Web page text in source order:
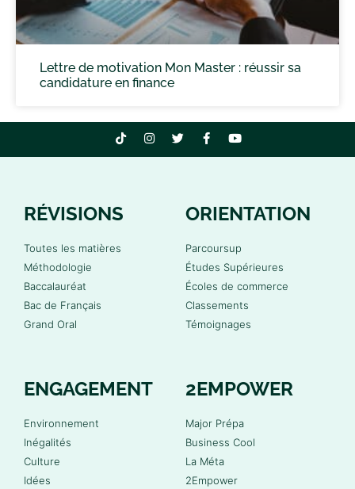
Lettre de motivation Mon Master : réussir sa
candidature en finance
RÉVISIONS
Toutes les matières
Méthodologie
Baccalauréat
Bac de Français
Grand Oral
ORIENTATION
Parcoursup
Études Supérieures
Écoles de commerce
Classements
Témoignages
ENGAGEMENT
Environnement
Inégalités
Culture
Idées
2EMPOWER
Major Prépa
Business Cool
La Méta
2Empower